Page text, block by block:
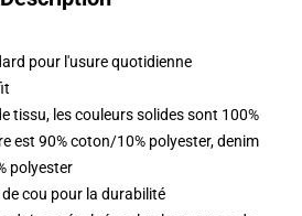
pour l'usure quotidienne
tissu, les couleurs solides sont 100%
est 90% coton/10% polyester, denim
polyester
cou pour la durabilité